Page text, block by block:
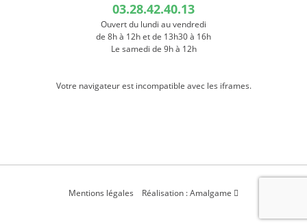
03.28.42.40.13
Ouvert du lundi au vendredi
de 8h à 12h et de 13h30 à 16h
Le samedi de 9h à 12h
Votre navigateur est incompatible avec les iframes.
Mentions légales Réalisation : Amalgame